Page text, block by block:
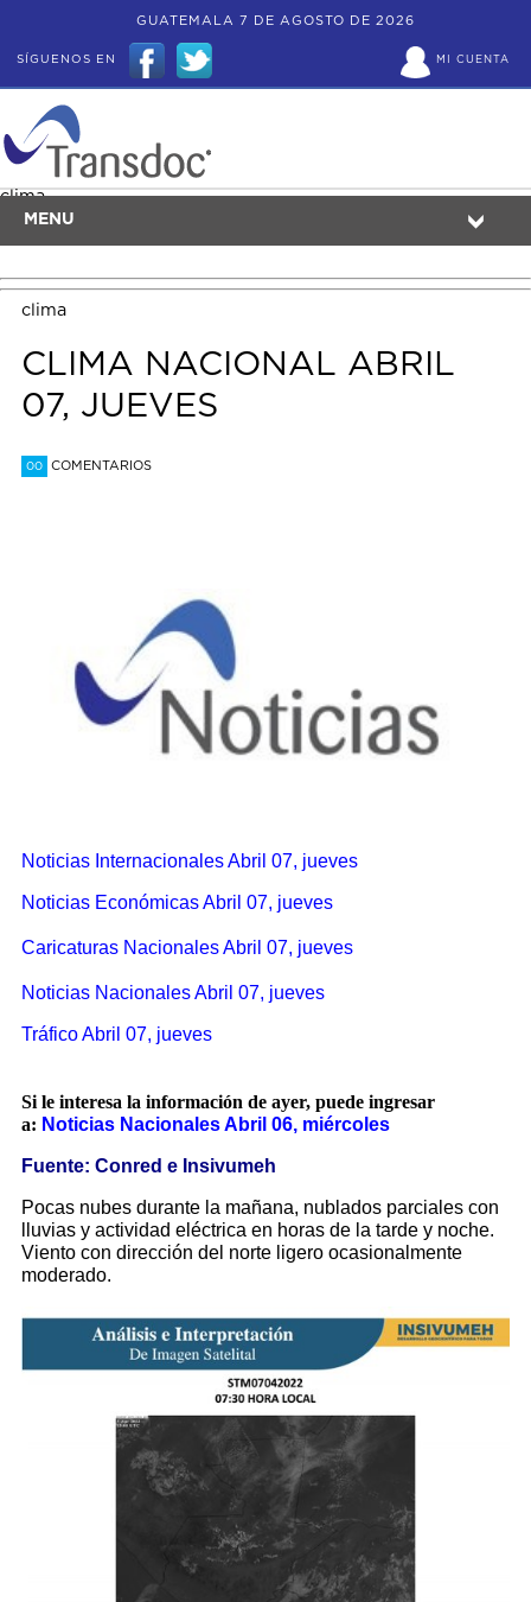
GUATEMALA 7 DE AGOSTO DE 2026
MI CUENTA
SÍGUENOS EN
MENU
clima
clima
CLIMA NACIONAL ABRIL
07, JUEVES
00 COMENTARIOS
Noticias Internacionales Abril 07, jueves
Noticias Económicas Abril 07, jueves
Caricaturas Nacionales Abril 07, jueves
Noticias Nacionales Abril 07, jueves
Tráfico Abril 07, jueves
Si le interesa la información de ayer, puede ingresar
a: Noticias Nacionales Abril 06, miércoles
Fuente: Conred e Insivumeh
Pocas nubes durante la mañana, nublados parciales con
lluvias y actividad eléctrica en horas de la tarde y noche.
Viento con dirección del norte ligero ocasionalmente
moderado.